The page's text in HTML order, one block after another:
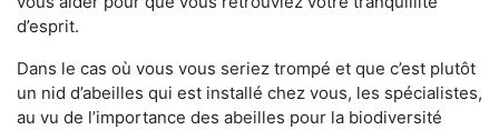
d’esprit.
Dans le cas où vous vous seriez trompé et que c’est plutôt
un nid d’abeilles qui est installé chez vous, les spécialistes,
au vu de l’importance des abeilles pour la biodiversité